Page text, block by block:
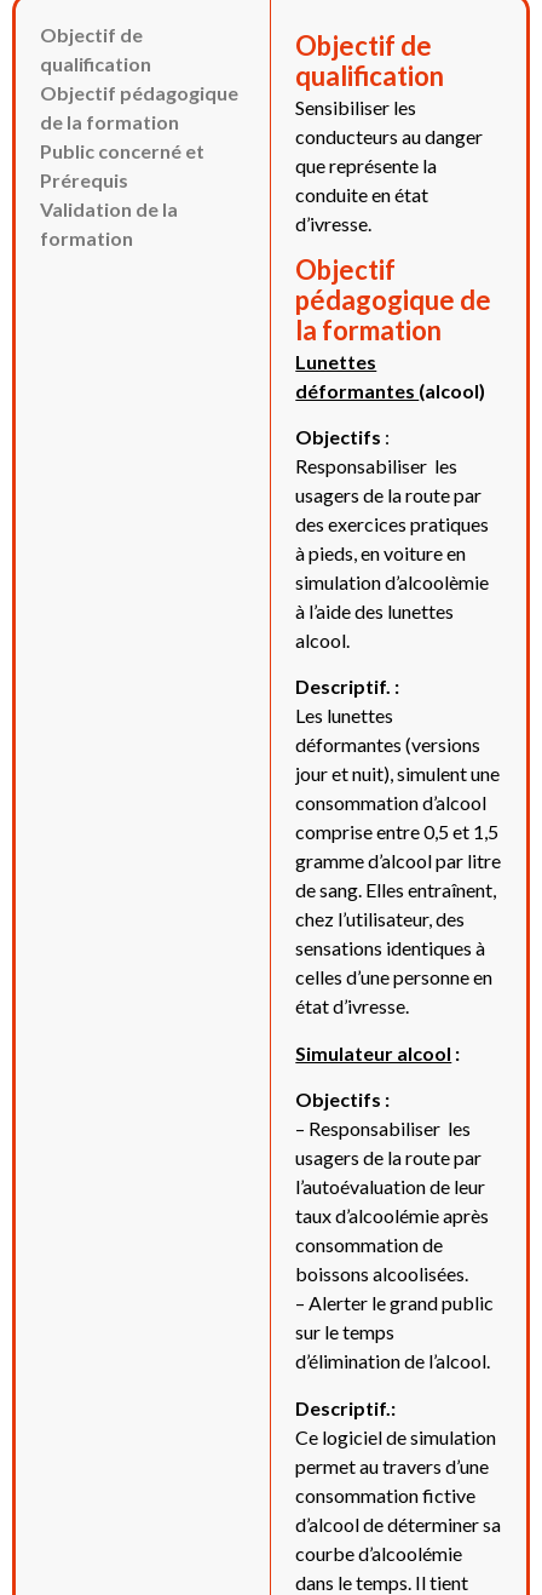
Objectif de
qualification
Objectif pédagogique
de la formation
Public concerné et
Prérequis
Validation de la
formation
Objectif de
qualification
Sensibiliser les
conducteurs au danger
que représente la
conduite en état
d’ivresse.
Objectif
pédagogique de
la formation
Lunettes
déformantes (alcool)
Objectifs :
Responsabiliser les
usagers de la route par
des exercices pratiques
à pieds, en voiture en
simulation d’alcoolèmie
à l’aide des lunettes
alcool.
Descriptif. :
Les lunettes
déformantes (versions
jour et nuit), simulent une
consommation d’alcool
comprise entre 0,5 et 1,5
gramme d’alcool par litre
de sang. Elles entraînent,
chez l’utilisateur, des
sensations identiques à
celles d’une personne en
état d’ivresse.
Simulateur alcool :
Objectifs :
– Responsabiliser les
usagers de la route par
l’autoévaluation de leur
taux d’alcoolémie après
consommation de
boissons alcoolisées.
– Alerter le grand public
sur le temps
d’élimination de l’alcool.
Descriptif.:
Ce logiciel de simulation
permet au travers d’une
consommation fictive
d’alcool de déterminer sa
courbe d’alcoolémie
dans le temps. Il tient